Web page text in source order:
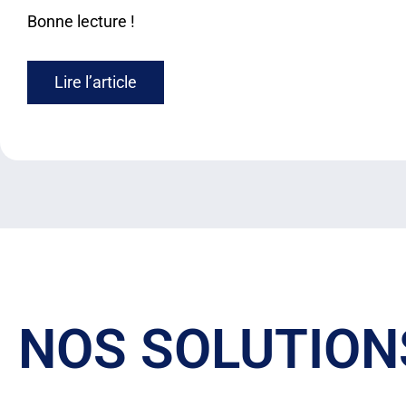
Bonne lecture !
Lire l’article
NOS